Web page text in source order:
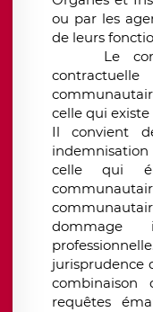
ou par les
de leurs
Le
celle qui
Il convient
celle qui
jurisprudence
combinaison
requêtes